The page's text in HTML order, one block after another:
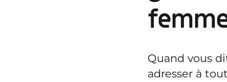
Quand vous
adresser à